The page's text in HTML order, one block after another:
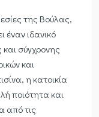
της Βούλας,
έναν ιδανικό
σύγχρονης
και
η κατοικία
ποιότητα και
από τις